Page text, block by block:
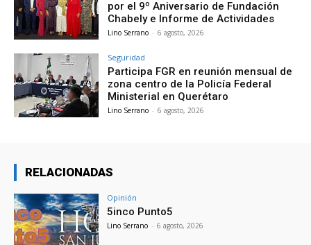
por el 9º Aniversario de Fundación
Chabely e Informe de Actividades
Lino Serrano - 6 agosto, 2026
Seguridad
Participa FGR en reunión mensual de
zona centro de la Policía Federal
Ministerial en Querétaro
Lino Serrano - 6 agosto, 2026
RELACIONADAS
Opinión
5inco Punto5
Lino Serrano - 6 agosto, 2026